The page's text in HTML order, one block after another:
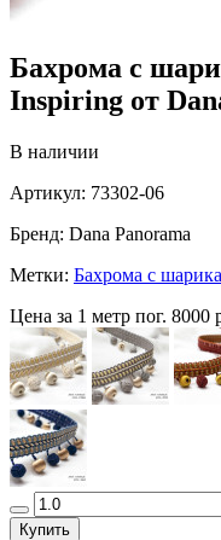
Бахрома с
Inspiring от
В наличии
Артикул: 73302-06
Бренд: Dana Panorama
Метки: Бахрома с
Цена за 1 метр пог. 8000
Купить